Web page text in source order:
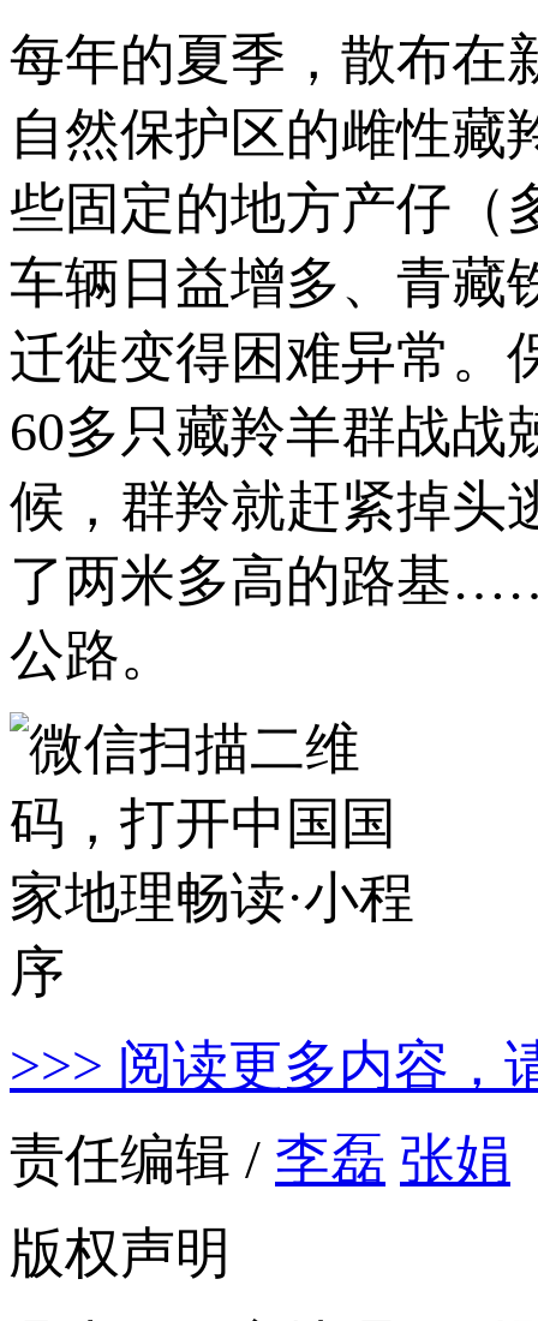
每年的夏季，散布在
自然保护区的雌性藏
些固定的地方产仔（
车辆日益增多、青藏
迁徙变得困难异常。
60多只藏羚羊群战战
候，群羚就赶紧掉头
了两米多高的路基
公路。
>>> 阅读更多内容，
责任编辑 / 李磊 张娟
版权声明